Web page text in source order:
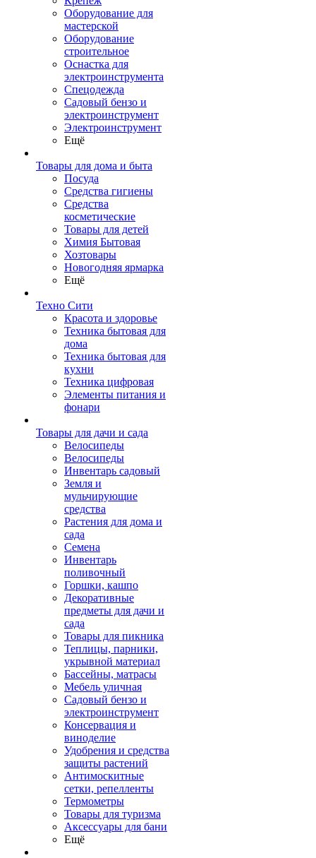
Оборудование для
мастерской
Оборудование
строительное
Оснастка для
электроинструмента
Спецодежда
Садовый бензо и
электроинструмент
Электроинструмент
Ещё
Товары для дома и быта
Посуда
Средства гигиены
Средства
косметические
Товары для детей
Химия Бытовая
Хозтовары
Новогодняя ярмарка
Ещё
Техно Сити
Красота и здоровье
Техника бытовая для
дома
Техника бытовая для
кухни
Техника цифровая
Элементы питания и
фонари
Товары для дачи и сада
Велосипеды
Велосипеды
Инвентарь садовый
Земля и
мульчирующие
средства
Растения для дома и
сада
Семена
Инвентарь
поливочный
Горшки, кашпо
Декоративные
предметы для дачи и
сада
Товары для пикника
Теплицы, парники,
укрывной материал
Бассейны, матрасы
Мебель уличная
Садовый бензо и
электроинструмент
Консервация и
виноделие
Удобрения и средства
защиты растений
Антимоскитные
сетки, репелленты
Термометры
Товары для туризма
Аксессуары для бани
Ещё